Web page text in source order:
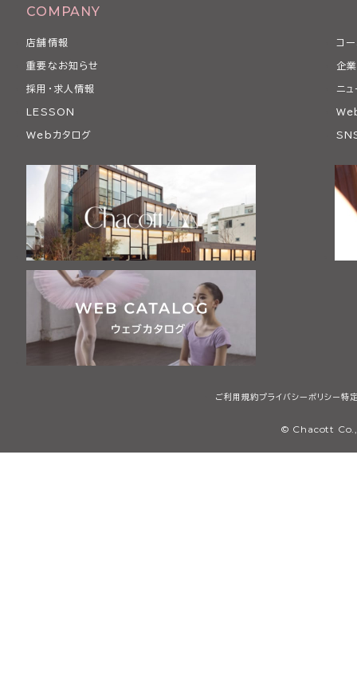
COMPANY
店舗情報 コ
重要なお知らせ 企
採用・求人情報 ニ
LESSON
Webカタログ
ご利用規約プライバシーポリシー 特
© Chacott